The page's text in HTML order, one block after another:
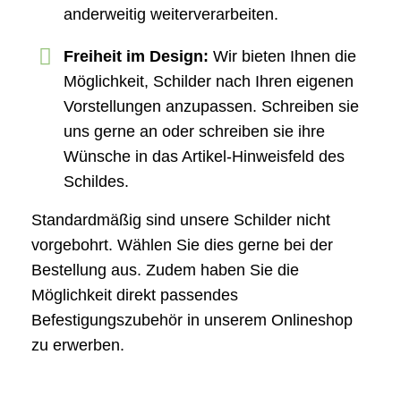
anderweitig weiterverarbeiten.
Freiheit im Design:Wir bieten Ihnen die
Möglichkeit, Schilder nach Ihren eigenen
Vorstellungen anzupassen. Schreiben sie
uns gerne an oder schreiben sie ihre
Wünsche in das Artikel-Hinweisfeld des
Schildes.
Standardmäßig sind unsere Schilder nicht
vorgebohrt. Wählen Sie dies gerne bei der
Bestellung aus. Zudem haben Sie die
Möglichkeit direkt passendes
Befestigungszubehör in unserem Onlineshop
zu erwerben.